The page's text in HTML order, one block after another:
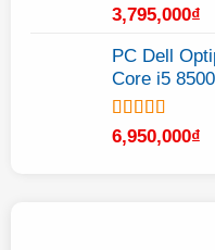
Được xếp
hạng
5.00
sao
3,795,000₫
PC Dell
Core i5
Được xếp
hạng
5.00
6,950,000₫